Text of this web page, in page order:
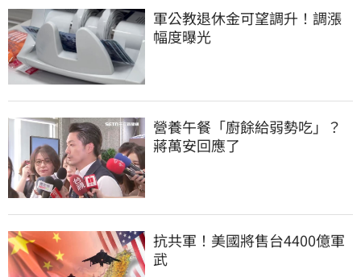
軍公教退休金可望調升！調漲
幅度曝光
營養午餐「廚餘給弱勢吃」？
蔣萬安回應了
抗共軍！美國將售台4400億軍
武